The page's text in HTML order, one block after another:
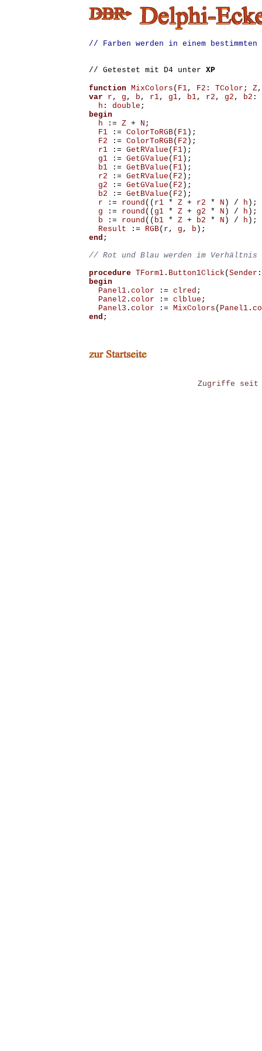
// Farben werden in einem
// Getestet mit D4 unter XP
function MixColors ( F1, F2 : TColor ; Z,
var
r , g , b , r1, g1, b1, r2 , g2 , b2 :
h : double ;
begin
h
:= Z + N ;
F1
:= ColorToRGB( F1);
F2
:= ColorToRGB( F2 );
r1
:= GetRValue ( F1);
g1
:= GetGValue ( F1);
b1
:= GetBValue ( F1);
r2
:= GetRValue ( F2 );
g2
:= GetGValue ( F2 );
b2
:= GetBValue ( F2 );
r
:= round (( r1 * Z + r2 * N ) / h );
g
:= round (( g1 * Z + g2 * N ) / h );
b
:= round (( b1 * Z + b2 * N ) / h );
Result
:= RGB( r , g , b );
end ;
procedure TForm1. Button1Click ( Sender :
begin
Panel1. color := clred ;
Panel2 . color := clblue ;
Panel3 . color := MixColors ( Panel1.
end ;
Zugriffe seit